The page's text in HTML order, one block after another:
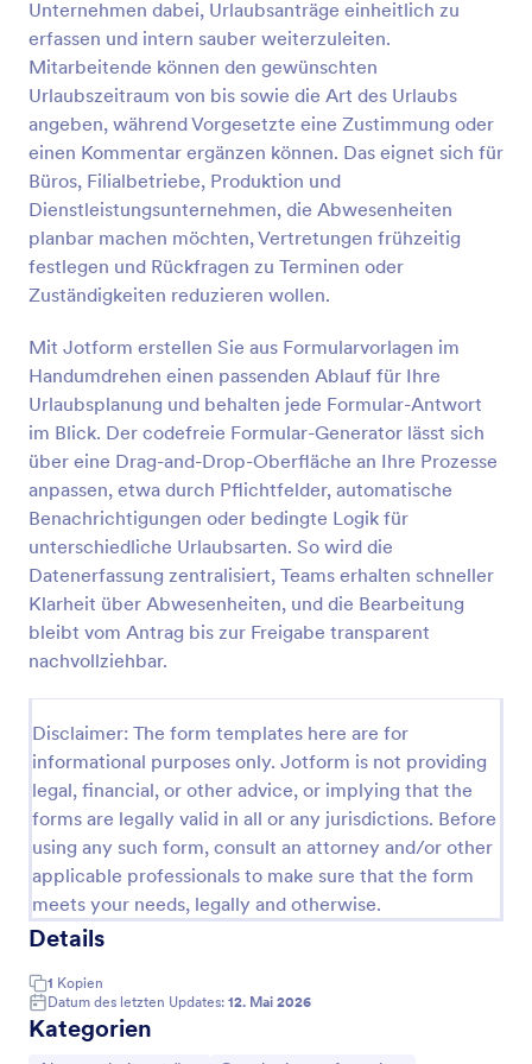
Unternehmen dabei, Urlaubsanträge einheitlich zu
erfassen und intern sauber weiterzuleiten.
Mitarbeitende können den gewünschten
Urlaubszeitraum von bis sowie die Art des Urlaubs
angeben, während Vorgesetzte eine Zustimmung oder
einen Kommentar ergänzen können. Das eignet sich für
Büros, Filialbetriebe, Produktion und
Dienstleistungsunternehmen, die Abwesenheiten
planbar machen möchten, Vertretungen frühzeitig
festlegen und Rückfragen zu Terminen oder
Zuständigkeiten reduzieren wollen.
Mit Jotform erstellen Sie aus Formularvorlagen im
Handumdrehen einen passenden Ablauf für Ihre
Urlaubsplanung und behalten jede Formular-Antwort
im Blick. Der codefreie Formular-Generator lässt sich
über eine Drag-and-Drop-Oberfläche an Ihre Prozesse
anpassen, etwa durch Pflichtfelder, automatische
Benachrichtigungen oder bedingte Logik für
unterschiedliche Urlaubsarten. So wird die
Datenerfassung zentralisiert, Teams erhalten schneller
Klarheit über Abwesenheiten, und die Bearbeitung
bleibt vom Antrag bis zur Freigabe transparent
nachvollziehbar.
Disclaimer: The form templates here are for
informational purposes only. Jotform is not providing
legal, financial, or other advice, or implying that the
forms are legally valid in all or any jurisdictions. Before
using any such form, consult an attorney and/or other
applicable professionals to make sure that the form
meets your needs, legally and otherwise.
Details
1 Kopien
Datum des letzten Updates: 12. Mai 2026
Kategorien
Vorschau
Abwesenheitsmeldung Formular
Erfassen Sie Abwesenheiten von Mitarbeitenden mit
dem Abwesenheitsdokumentation Formular und
unterstützen Sie Personalabteilung und
und zentraler Datenerfassung mit Jotform.
Go to Category:
Personalformulare
Vorlage verwenden
Vorschau